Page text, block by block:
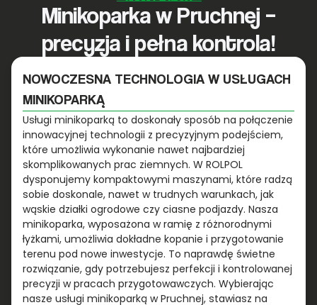
Minikoparka w Pruchnej –
precyzja i pełna kontrola!
NOWOCZESNA TECHNOLOGIA W USŁUGACH
MINIKOPARKĄ
Usługi minikoparką to doskonały sposób na połączenie
innowacyjnej technologii z precyzyjnym podejściem,
które umożliwia wykonanie nawet najbardziej
skomplikowanych prac ziemnych. W ROLPOL
dysponujemy kompaktowymi maszynami, które radzą
sobie doskonale, nawet w trudnych warunkach, jak
wąskie działki ogrodowe czy ciasne podjazdy. Nasza
minikoparka, wyposażona w ramię z różnorodnymi
łyżkami, umożliwia dokładne kopanie i przygotowanie
terenu pod nowe inwestycje. To naprawdę świetne
rozwiązanie, gdy potrzebujesz perfekcji i kontrolowanej
precyzji w pracach przygotowawczych. Wybierając
nasze usługi minikoparką w Pruchnej, stawiasz na